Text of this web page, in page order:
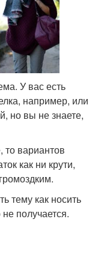
У вас есть
например, или
но вы не знаете,
вариантов
как ни крути,
тему как носить
получается.